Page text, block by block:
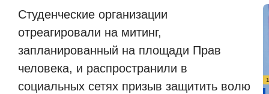
Студенческие организации
отреагировали на митинг,
запланированный на площади Прав
человека, и распространили в
социальных сетях призыв защитить волю